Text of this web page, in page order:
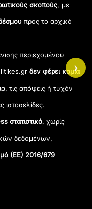
σκοπούς, με
προς το αρχικό
περιεχομένου
δεν φέρει καμία
τις απόψεις ή τυχόν
ιστοσελίδες.
στατιστικά, χωρίς
δεδομένων,
(ΕΕ) 2016/679
›